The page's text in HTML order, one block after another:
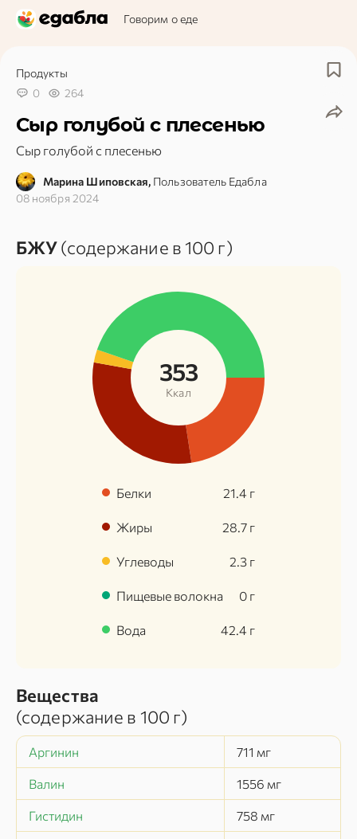
Говорим о еде
Продукты
0
264
Сыр голубой с плесенью
Сыр голубой с плесенью
Марина Шиповская, Пользователь Едабла
08 ноября 2024
БЖУ(содержание в 100 г)
353
Ккал
Белки 21.4 г
Жиры 28.7 г
Углеводы 2.3 г
Пищевые волокна 0 г
Вода 42.4 г
Вещества
(содержание в 100 г)
Аргинин 711 мг
Валин 1556 мг
Гистидин 758 мг